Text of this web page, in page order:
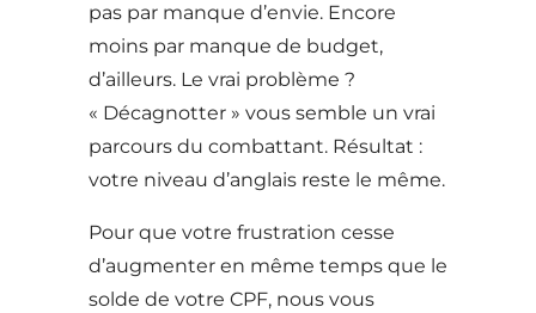
pas par manque d’envie. Encore
moins par manque de budget,
d’ailleurs. Le vrai problème ?
« Décagnotter » vous semble un vrai
parcours du combattant. Résultat :
votre niveau d’anglais reste le même.
Pour que votre frustration cesse
d’augmenter en même temps que le
solde de votre CPF, nous vous